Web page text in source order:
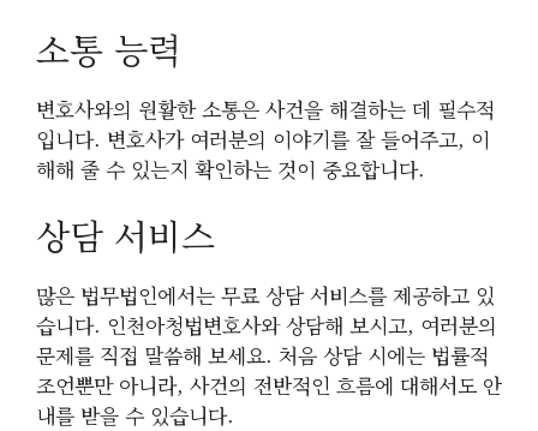
소통 능력
변호사와의 원활한 소통은 사건을 해결하는 데 필수적
입니다. 변호사가 여러분의 이야기를 잘 들어주고, 이
해해 줄 수 있는지 확인하는 것이 중요합니다.
상담 서비스
많은 법무법인에서는 무료 상담 서비스를 제공하고 있
습니다. 인천아청법변호사와 상담해 보시고, 여러분의
문제를 직접 말씀해 보세요. 처음 상담 시에는 법률적
조언뿐만 아니라, 사건의 전반적인 흐름에 대해서도 안
내를 받을 수 있습니다.